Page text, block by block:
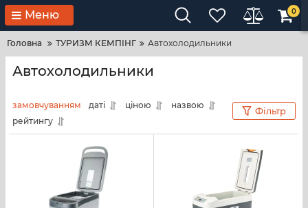
Меню 0
Головна ТУРИЗМ КЕМПІНГ Автохолодильники
Автохолодильники
замовчуванням даті ціною
назвою
рейтингу
Фільтр